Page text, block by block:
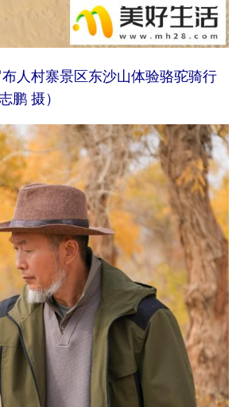
人村寨景区东沙山体验骆驼骑行
鹏 摄）